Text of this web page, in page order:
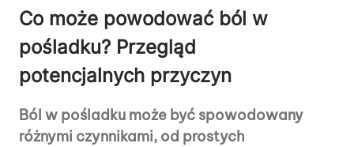
Co może powodować ból w
pośladku? Przegląd
potencjalnych przyczyn
Ból w pośladku może być spowodowany
różnymi czynnikami, od prostych